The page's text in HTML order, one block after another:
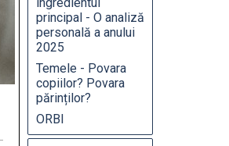
ingredientul
principal - O analiză
personală a anului
2025
Temele - Povara
copiilor? Povara
părinților?
ORBI